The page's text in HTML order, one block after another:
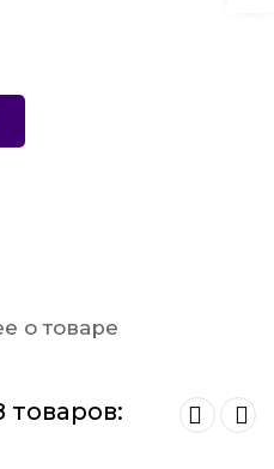
о товаре
товаров: